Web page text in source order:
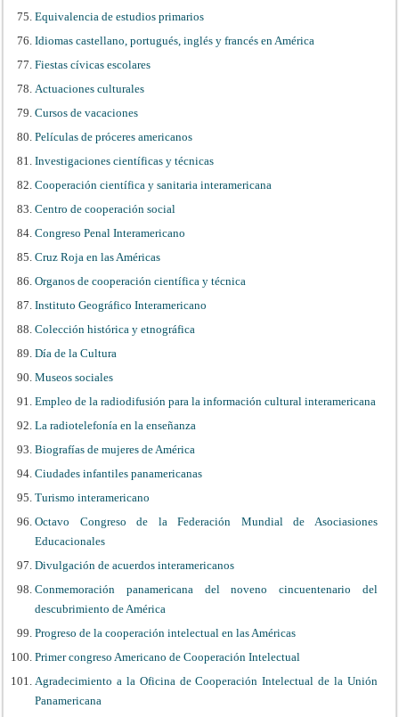
Equivalencia de estudios primarios
Idiomas castellano, portugués, inglés y francés en América
Fiestas cívicas escolares
Actuaciones culturales
Cursos de vacaciones
Películas de próceres americanos
Investigaciones científicas y técnicas
Cooperación científica y sanitaria interamericana
Centro de cooperación social
Congreso Penal Interamericano
Cruz Roja en las Américas
Organos de cooperación científica y técnica
Instituto Geográfico Interamericano
Colección histórica y etnográfica
Día de la Cultura
Museos sociales
Empleo de la radiodifusión para la información cultural interamericana
La radiotelefonía en la enseñanza
Biografías de mujeres de América
Ciudades infantiles panamericanas
Turismo interamericano
Octavo Congreso de la Federación Mundial de Asociasiones
Educacionales
Divulgación de acuerdos interamericanos
Conmemoración panamericana del noveno cincuentenario del
descubrimiento de América
Progreso de la cooperación intelectual en las Américas
Primer congreso Americano de Cooperación Intelectual
Agradecimiento a la Oficina de Cooperación Intelectual de la Unión
Panamericana